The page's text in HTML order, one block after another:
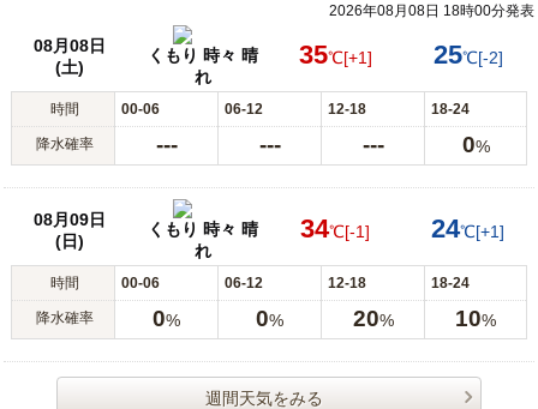
2026年08月08日 18時00分発表
08月08日
(土)
くもり 時々 晴
れ
35℃[+1] 25℃[-2]
時間 00-06 06-12 12-18 18-24
降水確率 --- --- --- 0%
08月09日
(日)
くもり 時々 晴
れ
34℃[-1] 24℃[+1]
時間 00-06 06-12 12-18 18-24
降水確率 0% 0% 20% 10%
週間天気をみる